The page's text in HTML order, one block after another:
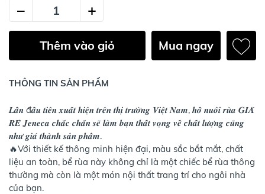
– +
Thêm vào giỏ Mua ngay
THÔNG TIN SẢN PHẨM
𝑳𝒂̂̀𝒏 đ𝒂̂̀𝒖 𝒕𝒊𝒆̂𝒏 𝒙𝒖𝒂̂́𝒕 𝒉𝒊𝒆̣̂𝒏 𝒕𝒓𝒆̂𝒏 𝒕𝒉𝒊̣ 𝒕𝒓𝒖̛𝒐̛̀𝒏𝒈 𝑽𝒊𝒆̣̂𝒕 𝑵𝒂𝒎, 𝒉𝒐̂̀ 𝒏𝒖𝒐̂𝒊 𝒓𝒖̀𝒂 𝑮𝑰𝑨́
𝑹𝑬̉ 𝑱𝒆𝒏𝒆𝒄𝒂 𝒄𝒉𝒂̆́𝒄 𝒄𝒉𝒂̆́𝒏 𝒔𝒆̃ 𝒍𝒂̀𝒎 𝒃𝒂̣𝒏 𝒕𝒉𝒂̂́𝒕 𝒗𝒐̣𝒏𝒈 𝒗𝒆̂̀ 𝒄𝒉𝒂̂́𝒕 𝒍𝒖̛𝒐̛̣𝒏𝒈 𝒄𝒖̃𝒏𝒈
𝒏𝒉𝒖̛ 𝒈𝒊𝒂́ 𝒕𝒉𝒂̀𝒏𝒉 𝒔𝒂̉𝒏 𝒑𝒉𝒂̂̉𝒎.
🔥Với thiết kế thông minh hiện đại, màu sắc bắt mắt, chất
liệu an toàn, bể rùa này không chỉ là một chiếc bể rùa thông
thường mà còn là một món nội thất trang trí cho ngôi nhà
của bạn.